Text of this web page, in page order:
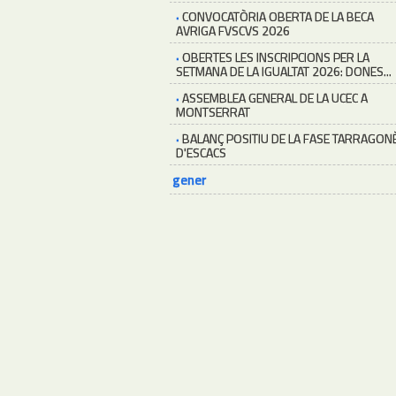
·CONVOCATÒRIA OBERTA DE LA BECA
AVRIGA FVSCVS 2026
·OBERTES LES INSCRIPCIONS PER LA
SETMANA DE LA IGUALTAT 2026: DONES...
·ASSEMBLEA GENERAL DE LA UCEC A
MONTSERRAT
·BALANÇ POSITIU DE LA FASE
D'ESCACS
gener